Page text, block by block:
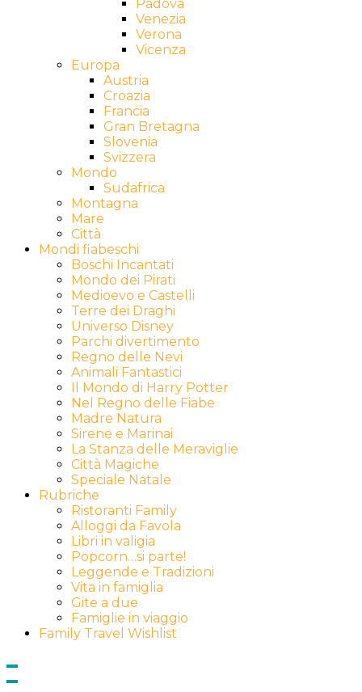
Padova
Venezia
Verona
Vicenza
Europa
Austria
Croazia
Francia
Gran Bretagna
Slovenia
Svizzera
Mondo
Sudafrica
Montagna
Mare
Città
Mondi fiabeschi
Boschi Incantati
Mondo dei Pirati
Medioevo e Castelli
Terre dei Draghi
Universo Disney
Parchi divertimento
Regno delle Nevi
Animali Fantastici
Il Mondo di Harry Potter
Nel Regno delle Fiabe
Madre Natura
Sirene e Marinai
La Stanza delle Meraviglie
Città Magiche
Speciale Natale
Rubriche
Ristoranti Family
Alloggi da Favola
Libri in valigia
Popcorn…si parte!
Leggende e Tradizioni
Vita in famiglia
Gite a due
Famiglie in viaggio
Family Travel Wishlist
Show
side
Hide